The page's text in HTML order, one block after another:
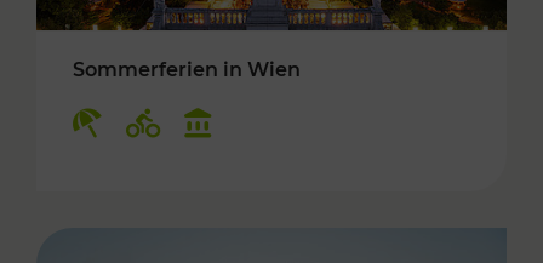
Sommerferien in Wien